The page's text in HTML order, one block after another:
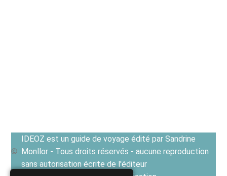
IDEOZ est un guide de voyage édité par Sandrine
Monllor - Tous droits réservés - aucune reproduction
sans autorisation écrite de l'éditeur